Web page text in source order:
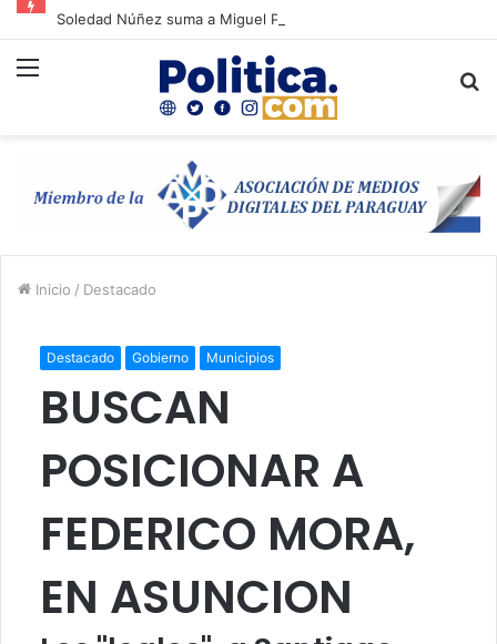
Inicio / Destacado
Destacado Gobierno Municipios
BUSCAN
POSICIONAR A
FEDERICO MORA,
EN ASUNCION